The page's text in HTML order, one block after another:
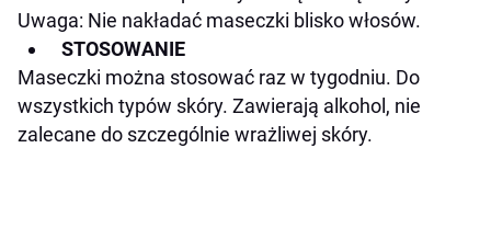
Uwaga: Nie nakładać maseczki blisko włosów.
STOSOWANIE
Maseczki można stosować raz w tygodniu. Do
wszystkich typów skóry. Zawierają alkohol, nie
zalecane do szczególnie wrażliwej skóry.